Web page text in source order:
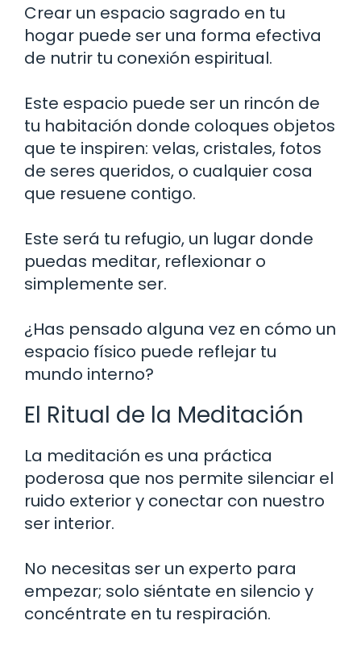
Crear un espacio sagrado en tu
hogar puede ser una forma efectiva
de nutrir tu conexión espiritual.
Este espacio puede ser un rincón de
tu habitación donde coloques objetos
que te inspiren: velas, cristales, fotos
de seres queridos, o cualquier cosa
que resuene contigo.
Este será tu refugio, un lugar donde
puedas meditar, reflexionar o
simplemente ser.
¿Has pensado alguna vez en cómo un
espacio físico puede reflejar tu
mundo interno?
El Ritual de la Meditación
La meditación es una práctica
poderosa que nos permite silenciar el
ruido exterior y conectar con nuestro
ser interior.
No necesitas ser un experto para
empezar; solo siéntate en silencio y
concéntrate en tu respiración.